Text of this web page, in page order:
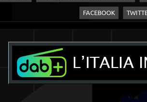
FACEBOOK